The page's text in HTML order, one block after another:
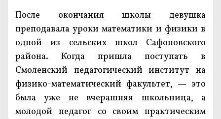
После окончания школы девушка
преподавала уроки математики и физики в
одной из сельских школ Сафоновского
района. Когда пришла поступать в
Смоленский педагогический институт на
физико-математический факультет, — это
была уже не вчерашняя школьница, а
молодой педагог со своим практическим